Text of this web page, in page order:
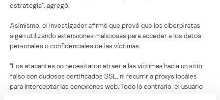
estrategia”, agregó.
Asimismo, el investigador afirmó que prevé que los ciberpiratas
sigan utilizando extensiones maliciosas para acceder a los datos
personales o confidenciales de las víctimas.
“Los atacantes no necesitaron atraer a las víctimas hacia un sitio
falso con dudosos certificados SSL, ni recurrir a proxys locales
para interceptar las conexiones web. Todo lo contrario, el usuario